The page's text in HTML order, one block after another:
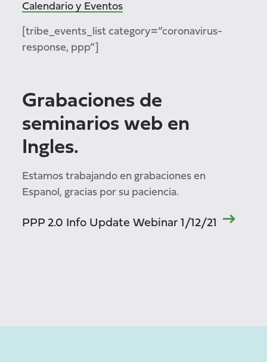
Calendario y Eventos
[tribe_events_list category=”coronavirus-
response, ppp”]
Grabaciones de
seminarios web en
Ingles.
Estamos trabajando en grabaciones en
Espanol, gracias por su paciencia.
PPP 2.0 Info Update Webinar 1/12/21